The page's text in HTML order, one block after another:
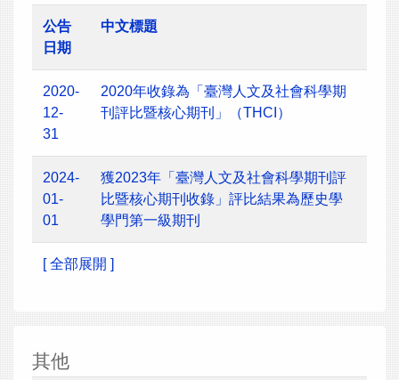
公告
日期
中文標題
2020-
12-
31
2020年收錄為「臺灣人文及社會科學期
刊評比暨核心期刊」（THCI）
2024-
01-
01
獲2023年「臺灣人文及社會科學期刊評
比暨核心期刊收錄」評比結果為歷史學
學門第一級期刊
[ 全部展開 ]
其他